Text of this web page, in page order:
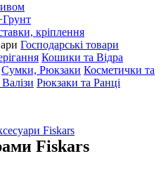
кріплення
Господарські товари
Кошики та Відра
Сумки, Рюкзаки Косметички та
Рюкзаки та Ранці
Fiskars
Fiskars